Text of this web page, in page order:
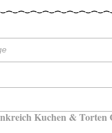
Kuchen & Torten